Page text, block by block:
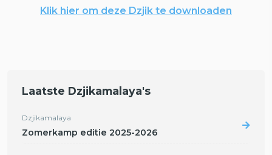
Klik hier om deze Dzjik te downloaden
Laatste Dzjikamalaya's
Dzjikamalaya
Zomerkamp editie 2025-2026